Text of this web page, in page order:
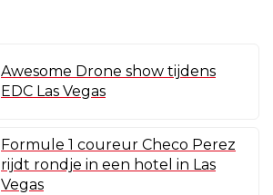
Awesome Drone show tijdens
EDC Las Vegas
Formule 1 coureur Checo Perez
rijdt rondje in een hotel in Las
Vegas